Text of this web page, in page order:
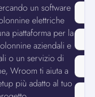
un software
elettriche
piattaforma per la
aziendali e
o un servizio di
Wroom ti aiuta a
più adatto al tuo